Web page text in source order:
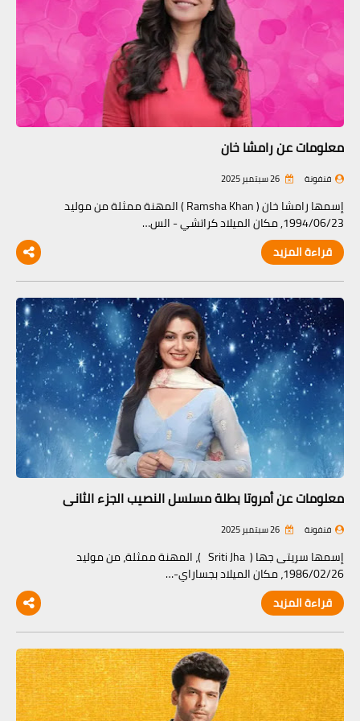
معلومات عن رامشا خان
فنفونة
إسمها رامشا خان ( Ramsha Khan ) المهنة ممثلة من موليد
1994/06/23, مكان الميلاد كراتشي - الس…
قراءة المزيد
معلومات عن أمروتا بطلة مسلسل النصيب الجزء الثاني
فنفونة
إسمها سريتى جها ( Sriti Jha )، المهنة ممثلة، من موليد
1986/02/26، مكان الميلاد بجساراي-…
قراءة المزيد